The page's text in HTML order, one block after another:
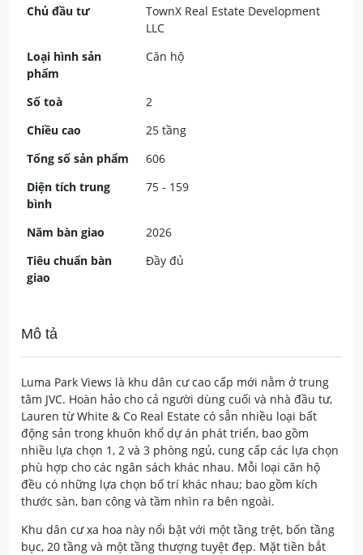
Chủ đầu tư
TownX Real Estate Development
LLC
Loại hình sản
phẩm
Căn hộ
Số toà
2
Chiều cao
25 tầng
Tổng số sản phẩm
606
Diện tích trung
bình
75 - 159
Năm bàn giao
2026
Tiêu chuẩn bàn
giao
Đầy đủ
Mô tả
Luma Park Views là khu dân cư cao cấp mới nằm ở trung
tâm JVC. Hoàn hảo cho cả người dùng cuối và nhà đầu tư,
Lauren từ White & Co Real Estate có sẵn nhiều loại bất
động sản trong khuôn khổ dự án phát triển, bao gồm
nhiều lựa chọn 1, 2 và 3 phòng ngủ, cung cấp các lựa chọn
phù hợp cho các ngân sách khác nhau. Mỗi loại căn hộ
đều có những lựa chọn bố trí khác nhau; bao gồm kích
thước sàn, ban công và tầm nhìn ra bên ngoài.
Khu dân cư xa hoa này nổi bật với một tầng trệt, bốn tầng
bục, 20 tầng và một tầng thượng tuyệt đẹp. Mặt tiền bắt